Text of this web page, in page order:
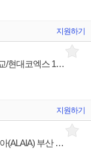
지원하기
[반클리프앤아펠] 명품 주얼리 현대본점/현대판교/현대코엑스 1년 계약직 판매사원 채용(리치몬트)
지원하기
[리치몬트코리아] 신규 런칭 명품 브랜드 알라이아(ALAIA) 부산 신세계센텀 점장/슈퍼바이저/판매사원 채용